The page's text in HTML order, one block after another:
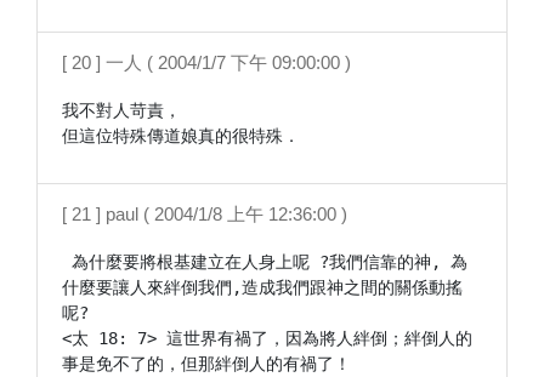
[ 20 ] 一人 ( 2004/1/7 下午 09:00:00 )
我不對人苛責，
但這位特殊傳道娘真的很特殊．
[ 21 ] paul ( 2004/1/8 上午 12:36:00 )
什麼要讓人來絆倒我們,造成我們跟神之間的關係動搖
呢?
<太 18: 7> 這世界有禍了，因為將人絆倒；絆倒人的
事是免不了的，但那絆倒人的有禍了！